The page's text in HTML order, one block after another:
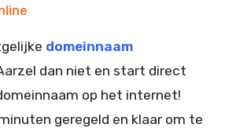
domeinnaam
dan niet en start direct
op het internet!
geregeld en klaar om te